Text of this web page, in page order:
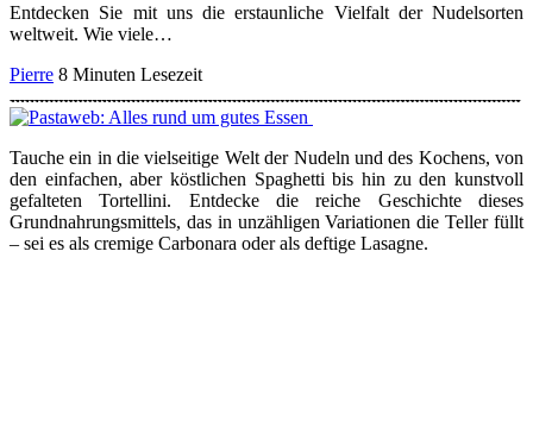
Entdecken Sie mit uns die erstaunliche Vielfalt der Nudelsorten
weltweit. Wie viele…
Pierre 8 Minuten Lesezeit
Tauche ein in die vielseitige Welt der Nudeln und des Kochens, von
den einfachen, aber köstlichen Spaghetti bis hin zu den kunstvoll
gefalteten Tortellini. Entdecke die reiche Geschichte dieses
Grundnahrungsmittels, das in unzähligen Variationen die Teller füllt
– sei es als cremige Carbonara oder als deftige Lasagne.